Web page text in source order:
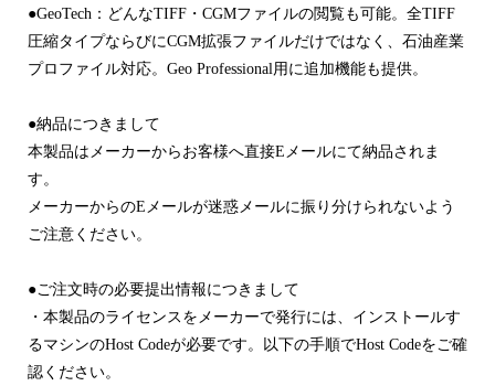
●GeoTech：どんなTIFF・CGMファイルの閲覧も可能。全TIFF
圧縮タイプならびにCGM拡張ファイルだけではなく、石油産業
プロファイル対応。Geo Professional用に追加機能も提供。
●納品につきまして
本製品はメーカーからお客様へ直接Eメールにて納品されま
す。
メーカーからのEメールが迷惑メールに振り分けられないよう
ご注意ください。
●ご注文時の必要提出情報につきまして
・本製品のライセンスをメーカーで発行には、インストールす
るマシンのHost Codeが必要です。以下の手順でHost Codeをご確
認ください。